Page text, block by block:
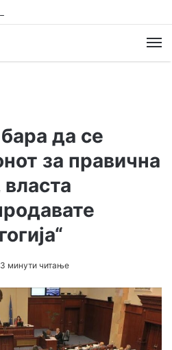
да се
за правична
власта
3 минути читање